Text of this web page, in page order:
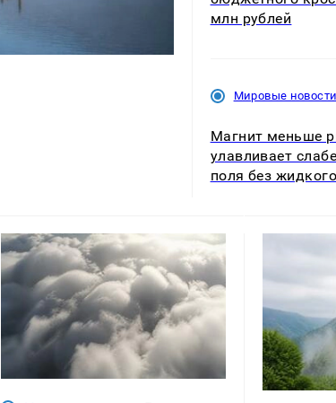
млн рублей
Мировые новости
Магнит меньше
улавливает
поля без